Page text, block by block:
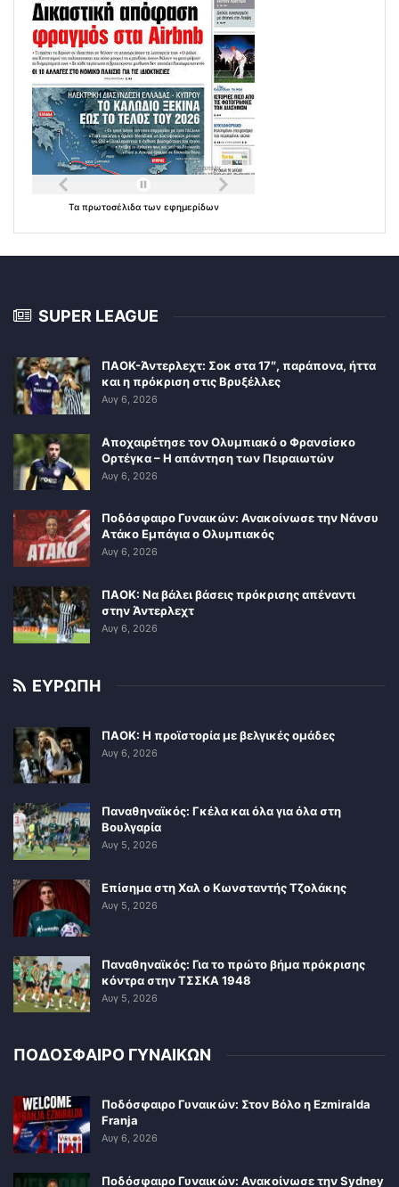
Τα πρωτοσέλιδα των εφημερίδων
SUPER LEAGUE
ΠΑΟΚ-Άντερλεχτ: Σοκ στα 17″, παράπονα, ήττα
και η πρόκριση στις Βρυξέλλες
Αυγ 6, 2026
Αποχαιρέτησε τον Ολυμπιακό ο Φρανσίσκο
Ορτέγκα – Η απάντηση των Πειραιωτών
Αυγ 6, 2026
Ποδόσφαιρο Γυναικών: Ανακοίνωσε την Νάνσυ
Ατάκο Εμπάγια ο Ολυμπιακός
Αυγ 6, 2026
ΠΑΟΚ: Να βάλει βάσεις πρόκρισης απέναντι
στην Άντερλεχτ
Αυγ 6, 2026
ΕΥΡΩΠΗ
ΠΑΟΚ: Η προϊστορία με βελγικές ομάδες
Αυγ 6, 2026
Παναθηναϊκός: Γκέλα και όλα για όλα στη
Βουλγαρία
Αυγ 5, 2026
Επίσημα στη Χαλ ο Κωνσταντής Τζολάκης
Αυγ 5, 2026
Παναθηναϊκός: Για το πρώτο βήμα πρόκρισης
κόντρα στην ΤΣΣΚΑ 1948
Αυγ 5, 2026
ΠΟΔΟΣΦΑΙΡΟ ΓΥΝΑΙΚΩΝ
Ποδόσφαιρο Γυναικών: Στον Βόλο η Ezmiralda
Franja
Αυγ 6, 2026
Ποδόσφαιρο Γυναικών: Ανακοίνωσε την Sydney